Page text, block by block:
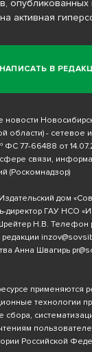
НАПИСАТЬ В
опубликованных
активная
новости
области) - сетевое
77-66488 от
связи,
(Роскомнадзор)
дом
директор ГАУ НСО
Н.В. Телефон
Анна Швагирь
применяются
технологии
Российской